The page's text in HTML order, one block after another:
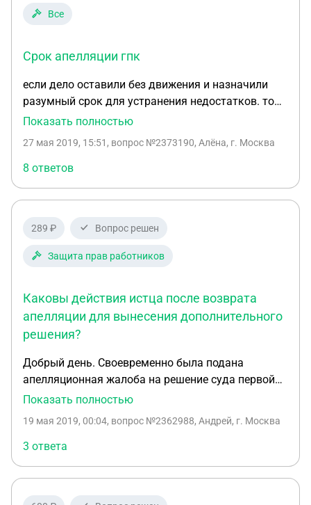
Все
Срок апелляции гпк
если дело оставили без движения и назначили
разумный срок для устранения недостатков. то
есть этот срок должен уместиться в 1 месяц?
срок для устранения недостатков? или они
вообще входят в срок рассмотрения
апелляционной жалобы (2 мес)?
Показать полностью
27 мая 2019, 15:51 , вопрос №2373190, Алёна, г. Москва
8 ответов
289 ₽ Вопрос решен
Защита прав работников
Каковы действия истца после возврата
апелляции для вынесения дополнительного
решения?
Добрый день. Своевременно была подана
апелляционная жалоба на решение суда первой
инстанции по взысканию с бывшего работодателя
вынесения судом первой инстанции
дополнительного решения в связи с непринятием
решения по распределению судебных расходов.
Показать полностью
19 мая 2019, 00:04, вопрос №2362988, Андрей, г. Москва
3 ответа